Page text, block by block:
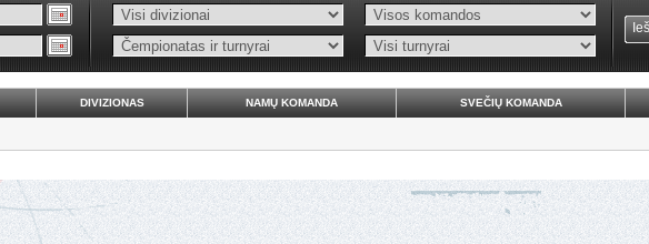
DIVIZIONAS NAMŲ KOMANDA SVEČIŲ KOMANDA